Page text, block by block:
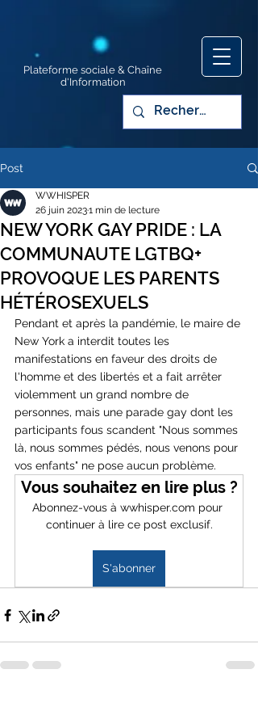
Plateforme sociale & Chaîne
d'Information
Post
NEW YORK GAY PRIDE : LA
COMMUNAUTE LGTBQ+
PROVOQUE LES PARENTS
HÉTÉROSEXUELS
WWHISPER
26 juin 20231 min de lecture
Pendant et après la pandémie, le maire de
New York a interdit toutes les
manifestations en faveur des droits de
l'homme et des libertés et a fait arrêter
violemment un grand nombre de
personnes, mais une parade gay dont les
participants fous scandent "Nous sommes
là, nous sommes pédés, nous venons pour
vos enfants" ne pose aucun problème.
Vous souhaitez en lire plus ?
Abonnez-vous à wwhisper.com pour
continuer à lire ce post exclusif.
S'abonner